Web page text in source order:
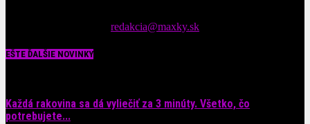
redakcia@maxky.sk
EŠTE ĎALŠIE NOVINKY
Každá rakovina sa dá vyliečiť za 3 minúty. Všetko, čo
potrebujete...